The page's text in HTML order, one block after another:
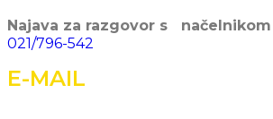
Najava za razgovor s načelnikom
021/796-542
E-MAIL